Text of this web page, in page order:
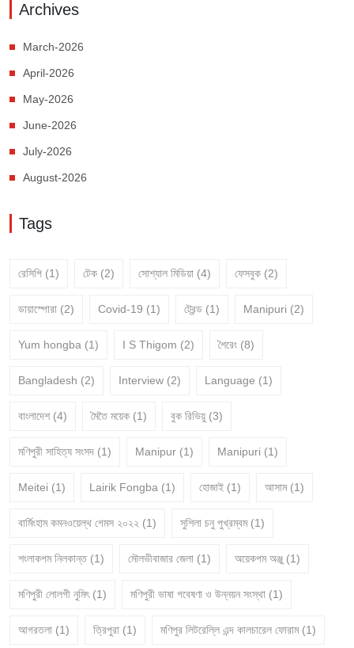
Archives
March-2026
April-2026
May-2026
June-2026
July-2026
August-2026
Tags
রেসিপি (1) টেক (2) সোশ্যাল মিডিয়া (4) ফেসবুক (2)
ডায়াস্পোরা (2) Covid-19 (1) ট্রেন্ড (1) Manipuri (2)
Yum hongba (1) I S Thigom (2) শৈরেং (8)
Bangladesh (2) Interview (2) Language (1)
বাংলাদেশ (4) মৈতৈ ময়েক (1) বুক রিভিয়ু (3)
মণিপুরী সাহিত্য সংসদ (1) Manipur (1) Manipuri (1)
Meitei (1) Lairik Fongba (1) হোজাই (1) আসাম (1)
বার্মিংহাম কমনওয়েল্থ গেমস ২০২২ (1) সুশিলা চনু পুখ্রম্বম (1)
শংলাকপম নিলকান্ত (1) মৌলভীবাজার জেলা (1) অয়েকপম অঞ্জু (1)
মণিপুরী লোলগী নুমিৎ (1) মণিপুরী ভাষা গবেষণা ও উন্নয়ন সংস্থা (1)
আগরতলা (1) ত্রিপুরা (1) মণিপুর লিটরেল্লি এন্দ কালচারেল ফোরাম (1)